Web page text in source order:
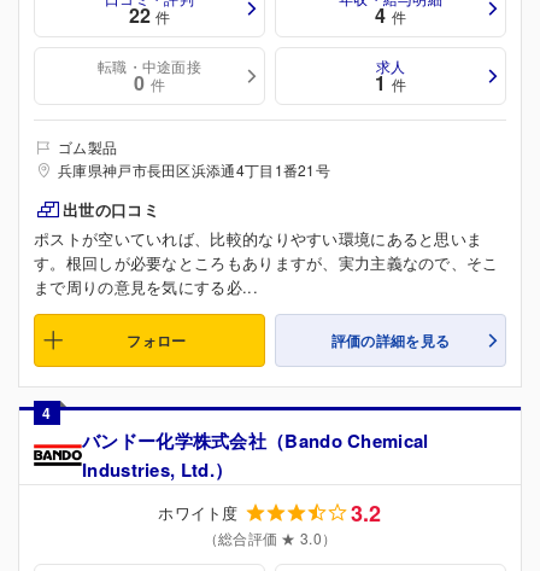
22 件 4 件
転職・中途面接
0 件
求人
1 件
ゴム製品
兵庫県神戸市長田区浜添通4丁目1番21号
出世の口コミ
ポストが空いていれば、比較的なりやすい環境にあると思いま
す。根回しが必要なところもありますが、実力主義なので、そこ
まで周りの意見を気にする必...
フォロー 評価の詳細を見る
4
バンドー化学株式会社（Bando Chemical
Industries, Ltd.）
ホワイト度 3.2
（総合評価 ★ 3.0）